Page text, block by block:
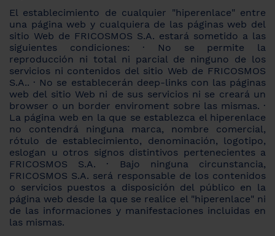
El establecimiento de cualquier "hiperenlace" entre
una página web y cualquiera de las páginas web del
sitio Web de FRICOSMOS S.A. estará sometido a las
siguientes condiciones: · No se permite la
reproducción ni total ni parcial de ninguno de los
servicios ni contenidos del sitio Web de FRICOSMOS
S.A.. · No se establecerán deep-links con las páginas
web del sitio Web ni de sus servicios ni se creará un
browser o un border enviroment sobre las mismas. ·
La página web en la que se establezca el hiperenlace
no contendrá ninguna marca, nombre comercial,
rótulo de establecimiento, denominación, logotipo,
eslogan u otros signos distintivos pertenecientes a
FRICOSMOS S.A. · Bajo ninguna circunstancia,
FRICOSMOS S.A. será responsable de los contenidos
o servicios puestos a disposición del público en la
página web desde la que se realice el "hiperenlace" ni
de las informaciones y manifestaciones incluidas en
las mismas.